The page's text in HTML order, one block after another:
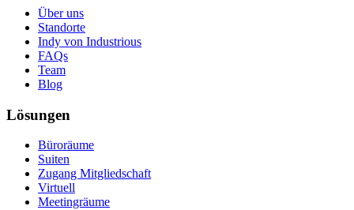
Über uns
Standorte
Indy von Industrious
FAQs
Team
Blog
Lösungen
Büroräume
Suiten
Zugang Mitgliedschaft
Virtuell
Meetingräume